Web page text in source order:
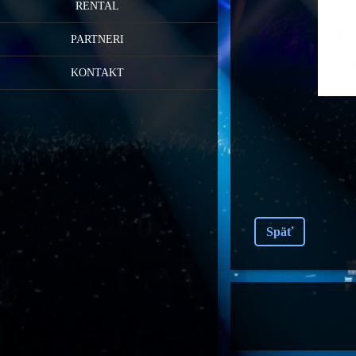
RENTAL
PARTNERI
KONTAKT
Späť